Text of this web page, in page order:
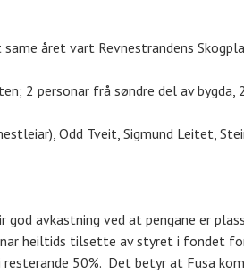
året vart Revnestrandens
2 personar frå søndre del av bygda,
Odd Tveit, Sigmund Leitet,
avkastning ved at pengane er
heiltids tilsette av styret i fondet
50%. Det betyr at Fusa